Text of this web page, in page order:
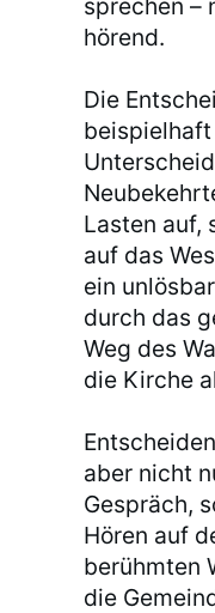
sprechen –
hörend.
Die
Lasten auf,
auf das
ein
durch das
Weg des
die Kirche
aber nicht
Gespräch,
Hören auf
berühmten
die